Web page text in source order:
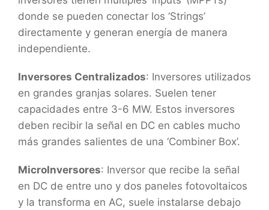
donde se pueden conectar los ‘Strings’
directamente y generan energía de manera
independiente.
Inversores Centralizados: Inversores utilizados
en grandes granjas solares. Suelen tener
capacidades entre 3-6 MW. Estos inversores
deben recibir la señal en DC en cables mucho
más grandes salientes de una ‘Combiner Box’.
MicroInversores: Inversor que recibe la señal
en DC de entre uno y dos paneles fotovoltaicos
y la transforma en AC, suele instalarse debajo